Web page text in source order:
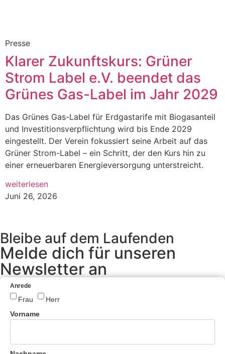
Presse
Klarer Zukunftskurs: Grüner
Strom Label e.V. beendet das
Grünes Gas-Label im Jahr 2029
Das Grünes Gas-Label für Erdgastarife mit Biogasanteil
und Investitionsverpflichtung wird bis Ende 2029
eingestellt. Der Verein fokussiert seine Arbeit auf das
Grüner Strom-Label – ein Schritt, der den Kurs hin zu
einer erneuerbaren Energieversorgung unterstreicht.
weiterlesen
Juni 26, 2026
Bleibe auf dem Laufenden
Melde dich für unseren
Newsletter an
Anrede
Frau
Herr
Vorname